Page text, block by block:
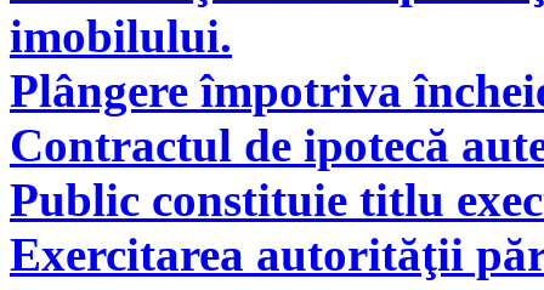
imobilului.
Plângere împotriva
Contractul de ipotecă
Public constituie titlu
Exercitarea autorităţii